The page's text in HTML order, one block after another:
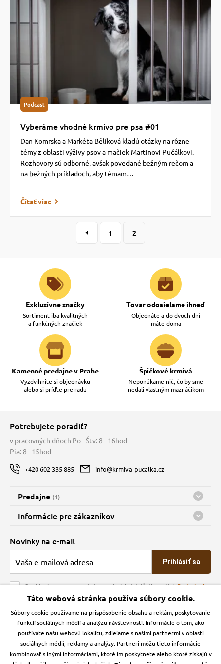
psov
psov
so psom
poukazy
a pelechy
mačky
poukazy
Podcast
Vyberáme vhodné krmivo pre psa #01
Dan Komrska a Markéta Bělíková kladú otázky na rôzne
témy z oblasti výživy psov a mačiek Martinovi Pučálkovi.
Rozhovory sú odborné, avšak povedané bežným rečom a
na bežných príkladoch, aby témam…
Čítať viac
1 2
Exkluzívne značky
Sortiment iba kvalitných
a funkčných značiek
Tovar odosielame ihneď
Objednáte a do dvoch dní
máte doma
Kamenné predajne v Prahe
Vyzdvihnite si objednávku
alebo si príďte pre radu
Špičkové krmivá
Neponúkame nič, čo by sme
nedali vlastným maznáčikom
Potrebujete poradiť?
v pracovných dňoch Po - Štv: 8 - 16hod
Pia: 8 - 15hod
+420 602 335 885 info@krmiva-pucalka.cz
Predajne (1)
Predajňa a sklad Kbely
Informácie pre zákazníkov
O spoločnosti
Veľkoobchod
Obchodné podmienky
Kontakt
Podmienky ochrany osobných údajov
Zásady používanie cookies a Google Analytics
Novinky na e-mail
Prihlásiť sa
Souhlasím se zpracováním osobních údajů dle našichPodmínek
ochrany osobních údajů
Krmiva Pučálka na sociálnych sieťach
Instagran Facebook
Táto webová stránka používa súbory cookie.
Súbory cookie používame na prispôsobenie obsahu a reklám, poskytovanie
funkcií sociálnych médií a analýzu návštevnosti. Informácie o tom, ako
používate našu webovú lokalitu, zdieľame s našimi partnermi v oblasti
sociálnych médií, reklamy a analýzy. Partneri môžu tieto informácie
kombinovať s inými informáciami, ktoré im poskytnete alebo ktoré získajú v